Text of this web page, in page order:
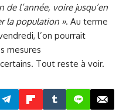
de l’année, voire jusqu’en
la population ». Au terme
l’on pourrait
mesures
Tout reste à voir.